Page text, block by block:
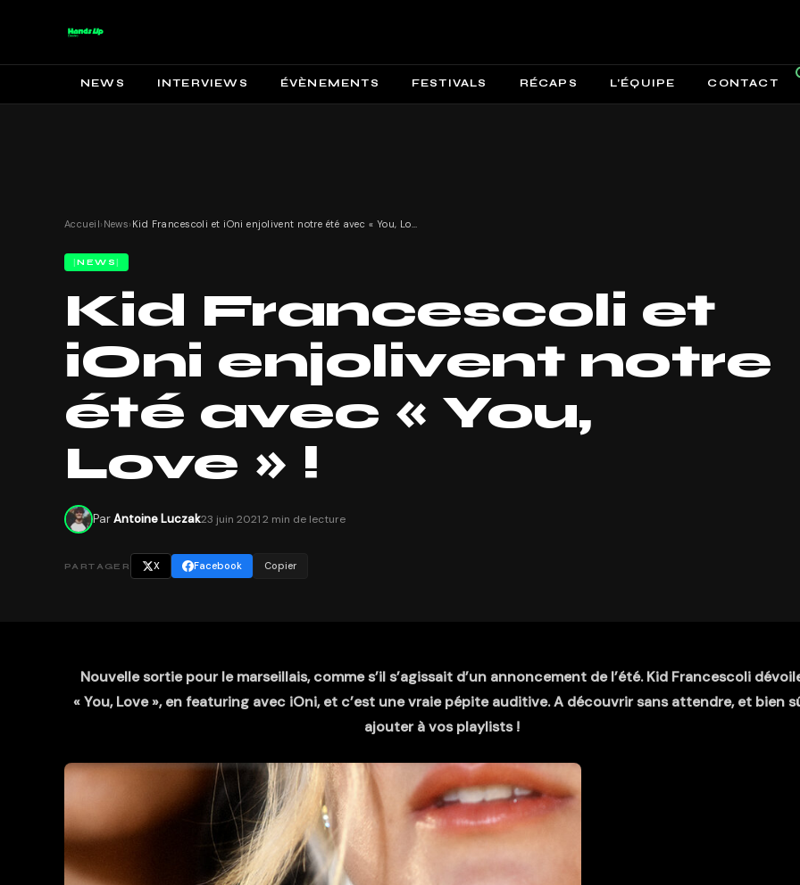
NEWS INTERVIEWS ÉVÈNEMENTS FESTIVALS RÉCAPS L’ÉQUIPE CONTACT
Accueil› News› Kid Francescoli et iOni enjolivent notre été avec « You, Love » !
NEWS
Kid Francescoli et
iOni enjolivent notre
été avec « You,
Love » !
ParAntoine Luczak23 juin 20212 min de lecture
PARTAGER X Facebook Copier
Nouvelle sortie pour le marseillais, comme s’il s’agissait d’un annoncement de l’été. Kid Francescoli
« You, Love », en featuring avec iOni, et c’est une vraie pépite auditive. A découvrir sans attendre, et bien
ajouter à vos playlists !